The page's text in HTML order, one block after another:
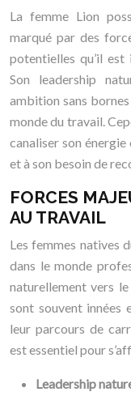
La femme Lion
marqué par des
potentielles qu’il
Son leadership
ambition sans
monde du travail.
canaliser son
et à son besoin de
FORCES
AU TRAVAIL
Les femmes natives
dans le monde
naturellement vers le
sont souvent innées
leur parcours de
est essentiel pour
Leadership